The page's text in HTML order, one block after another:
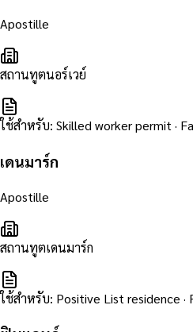
Apostille
สถานทูตนอร์เวย์
ใช้สำหรับ: Skilled worker permit ·
เดนมาร์ก
Apostille
สถานทูตเดนมาร์ก
ใช้สำหรับ: Positive List residence ·